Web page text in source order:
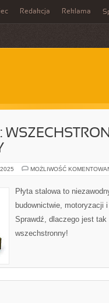
Redakcja Reklama
MOŻLIWOŚĆ
Płyta stalowa to
budownictwie, motoryzacji
Sprawdź, dlaczego jest tak
wszechstronny!